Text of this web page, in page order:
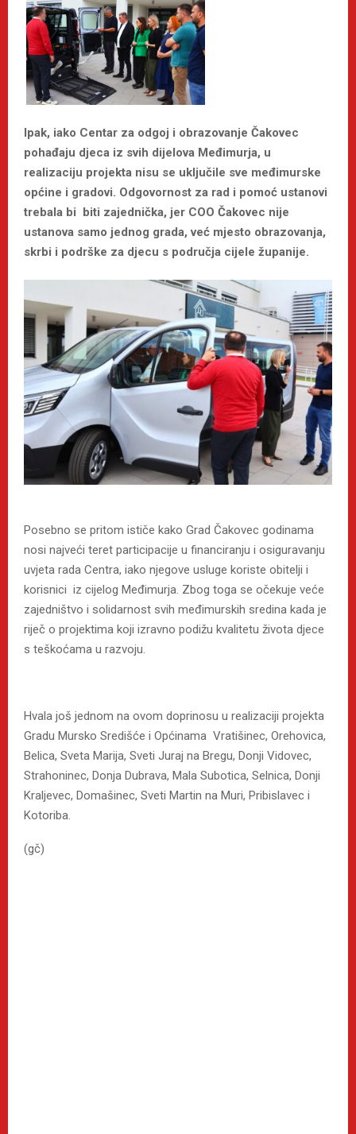
Ipak, iako Centar za odgoj i obrazovanje Čakovec
pohađaju djeca iz svih dijelova Međimurja, u
realizaciju projekta nisu se uključile sve međimurske
općine i gradovi. Odgovornost za rad i pomoć ustanovi
trebala bi biti zajednička, jer COO Čakovec nije
ustanova samo jednog grada, već mjesto obrazovanja,
skrbi i podrške za djecu s područja cijele županije.
Posebno se pritom ističe kako Grad Čakovec godinama
nosi najveći teret participacije u financiranju i osiguravanju
uvjeta rada Centra, iako njegove usluge koriste obitelji i
korisnici iz cijelog Međimurja. Zbog toga se očekuje veće
zajedništvo i solidarnost svih međimurskih sredina kada je
riječ o projektima koji izravno podižu kvalitetu života djece
s teškoćama u razvoju.
Hvala još jednom na ovom doprinosu u realizaciji projekta
Gradu Mursko Središće i Općinama Vratišinec, Orehovica,
Belica, Sveta Marija, Sveti Juraj na Bregu, Donji Vidovec,
Strahoninec, Donja Dubrava, Mala Subotica, Selnica, Donji
Kraljevec, Domašinec, Sveti Martin na Muri, Pribislavec i
Kotoriba.
(gč)